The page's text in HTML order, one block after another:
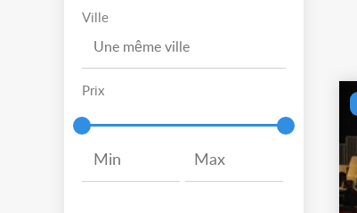
Ville
Prix